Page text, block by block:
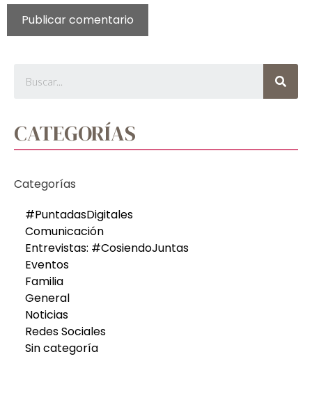
CATEGORÍAS
Categorías
#PuntadasDigitales
Comunicación
Entrevistas: #CosiendoJuntas
Eventos
Familia
General
Noticias
Redes Sociales
Sin categoría